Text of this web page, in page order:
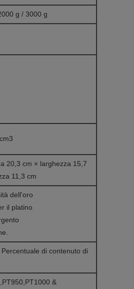
g / 3000 g
20,3 cm × larghezza 15,7
11,3 cm
dell'oro
il platino
di contenuto di
&